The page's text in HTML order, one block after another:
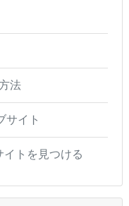
法
サイト
トを見つける